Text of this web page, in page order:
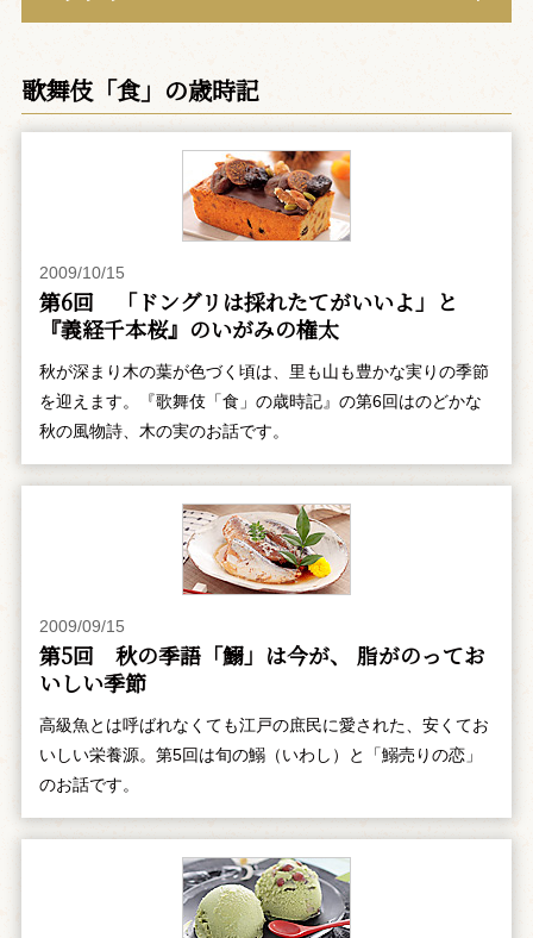
歌舞伎「食」の歳時記
2009/10/15
第6回 「ドングリは採れたてがいいよ」と
『義経千本桜』のいがみの権太
秋が深まり木の葉が色づく頃は、里も山も豊かな実りの季節
を迎えます。『歌舞伎「食」の歳時記』の第6回はのどかな
秋の風物詩、木の実のお話です。
2009/09/15
第5回 秋の季語「鰯」は今が、 脂がのってお
いしい季節
高級魚とは呼ばれなくても江戸の庶民に愛された、安くてお
いしい栄養源。第5回は旬の鰯（いわし）と「鰯売りの恋」
のお話です。